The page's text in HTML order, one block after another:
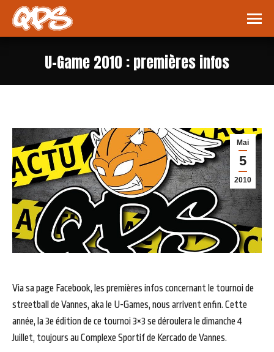
U-Game 2010 : premières infos
Mai
5
2010
Via sa page Facebook, les premières infos concernant le tournoi de
streetball de Vannes, aka le U-Games, nous arrivent enfin. Cette
année, la 3e édition de ce tournoi 3×3 se déroulera le dimanche 4
Juillet, toujours au Complexe Sportif de Kercado de Vannes.